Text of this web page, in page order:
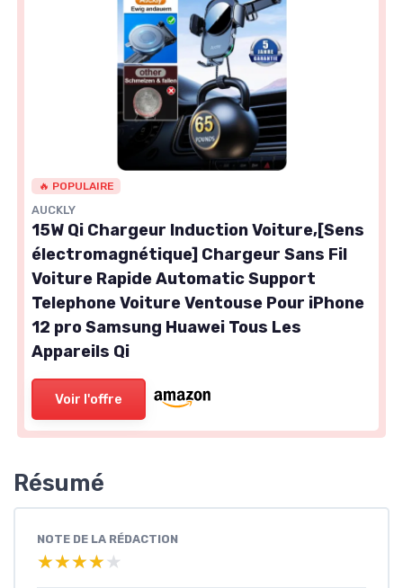
🔥 POPULAIRE
AUCKLY
15W Qi Chargeur Induction Voiture,[Sens
électromagnétique] Chargeur Sans Fil
Voiture Rapide Automatic Support
Telephone Voiture Ventouse Pour iPhone
12 pro Samsung Huawei Tous Les
Appareils Qi
Voir l'offre
Résumé
NOTE DE LA RÉDACTION
★★★★★
★★★★★